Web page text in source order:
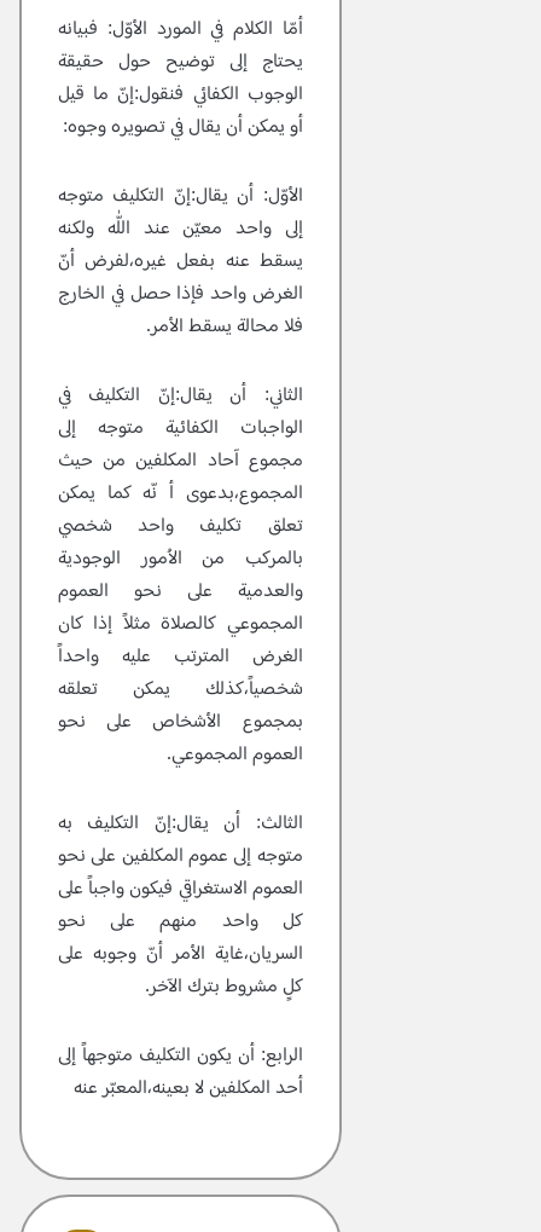
أمّا الكلام في المورد الأوّل: فبيانه
يحتاج إلى توضيح حول حقيقة
الوجوب الكفائي فنقول:إنّ ما قيل
أو يمكن أن يقال في تصويره وجوه:
الأوّل: أن يقال:إنّ التكليف متوجه
إلى واحد معيّن عند اللّٰه ولكنه
يسقط عنه بفعل غيره،لفرض أنّ
الغرض واحد فإذا حصل في الخارج
فلا محالة يسقط الأمر.
الثاني: أن يقال:إنّ التكليف في
الواجبات الكفائية متوجه إلى
مجموع آحاد المكلفين من حيث
المجموع،بدعوى أ نّه كما يمكن
تعلق تكليف واحد شخصي
بالمركب من الاُمور الوجودية
والعدمية على نحو العموم
المجموعي كالصلاة مثلاً إذا كان
الغرض المترتب عليه واحداً
شخصياً،كذلك يمكن تعلقه
بمجموع الأشخاص على نحو
العموم المجموعي.
الثالث: أن يقال:إنّ التكليف به
متوجه إلى عموم المكلفين على نحو
العموم الاستغراقي فيكون واجباً على
كل واحد منهم على نحو
السريان،غاية الأمر أنّ وجوبه على
كلٍ مشروط بترك الآخر.
الرابع:أن يكون التكليف متوجهاً إلى
أحد المكلفين لا بعينه،المعبّر عنه